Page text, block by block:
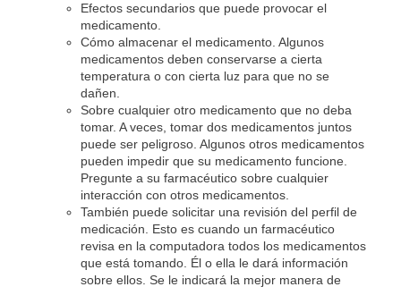
Efectos secundarios que puede provocar el
medicamento.
Cómo almacenar el medicamento. Algunos
medicamentos deben conservarse a cierta
temperatura o con cierta luz para que no se
dañen.
Sobre cualquier otro medicamento que no deba
tomar. A veces, tomar dos medicamentos juntos
puede ser peligroso. Algunos otros medicamentos
pueden impedir que su medicamento funcione.
Pregunte a su farmacéutico sobre cualquier
interacción con otros medicamentos.
También puede solicitar una revisión del perfil de
medicación. Esto es cuando un farmacéutico
revisa en la computadora todos los medicamentos
que está tomando. Él o ella le dará información
sobre ellos. Se le indicará la mejor manera de